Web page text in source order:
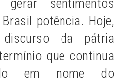
gerar sentimentos
potência. Hoje,
da pátria
que continua
em nome do